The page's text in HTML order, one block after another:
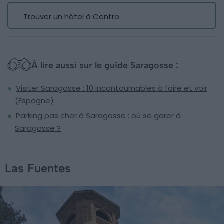
Trouver un hôtel à Centro
À lire aussi sur le guide Saragosse :
Visiter Saragosse : 10 incontournables à faire et voir
(Espagne)
Parking pas cher à Saragosse : où se garer à
Saragosse ?
Las Fuentes